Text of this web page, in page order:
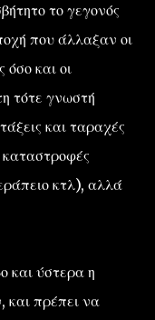
το γεγονός
που άλλαξαν οι
όσο και οι
τότε γνωστή
και ταραχές
κτλ), αλλά
και ύστερα η
και πρέπει να